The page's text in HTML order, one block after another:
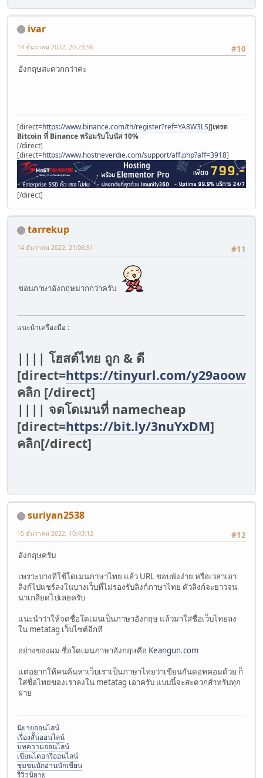
ivar
#10
14 ธันวาคม 2022, 20:23:56
อังกฤษสะดวกกว่าค่ะ
[direct=https://www.binance.com/th/register?ref=YA8W3LSJ]เทรด
Bitcoin ที่ Binance พร้อมรับโบนัส 10%
[/direct]
[direct=https://www.hostneverdie.com/support/aff.php?aff=3918]
[/direct]
tarrekup
#11
14 ธันวาคม 2022, 21:06:51
ชอบภาษาอังกฤษมากกว่าครับ
แนะนำเครื่องมือ :
|||| โฮสต์ไทย ถูก & ดี
[direct=https://tinyurl.com/y29aoowv
คลิก [/direct]
|||| จดโดเมนที่ namecheap
[direct=https://bit.ly/3nuYxDM]
คลิก[/direct]
suriyan2538
#12
15 ธันวาคม 2022, 10:43:12
อังกฤษครับ
เพราะบางทีใช้โดเมนภาษาไทย แล้ว URL ชอบพังง่าย หรือเวลาเอา
ลิงก์ไปแชร์ลงในบางเว็บที่ไม่รองรับลิงก์ภาษาไทย ตัวลิงก์จะยาวจน
น่าเกลียดไปเลยครับ
แนะนำว่าให้จดชื่อโดเมนเป็นภาษาอังกฤษ แล้วมาใส่ชื่อเว็บไทยลง
ใน metatag เว็บไซต์อีกที
อย่างของผม ชื่อโดเมนภาษาอังกฤษคือ Keangun.com
แต่อยากให้คนค้นหาเว็บเราเป็นภาษาไทยว่าเขียนกันดอทคอมด้วย ก็
ใส่ชื่อไทยของเราลงใน metatag เอาครับ แบบนี้จะสะดวกสำหรับทุก
ฝ่าย
นิยายออนไลน์
เรื่องสั้นออนไลน์
บทความออนไลน์
เขียนไดอารี่ออนไลน์
ชุมชนนักอ่านนักเขียน
รีวิวนิยาย